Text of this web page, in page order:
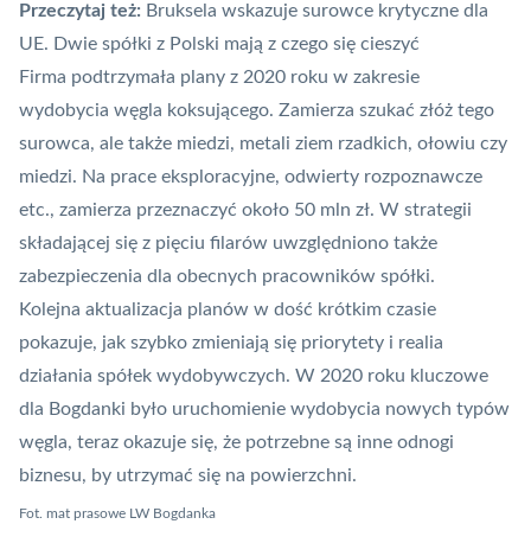
Przeczytaj też: Bruksela wskazuje surowce krytyczne dla
UE. Dwie spółki z Polski mają z czego się cieszyć
Firma podtrzymała plany z 2020 roku w zakresie
wydobycia węgla koksującego. Zamierza szukać złóż tego
surowca, ale także miedzi, metali ziem rzadkich, ołowiu czy
miedzi. Na prace eksploracyjne, odwierty rozpoznawcze
etc., zamierza przeznaczyć około 50 mln zł. W strategii
składającej się z pięciu filarów uwzględniono także
zabezpieczenia dla obecnych pracowników spółki.
Kolejna aktualizacja planów w dość krótkim czasie
pokazuje, jak szybko zmieniają się priorytety i realia
działania spółek wydobywczych. W 2020 roku kluczowe
dla Bogdanki było uruchomienie wydobycia nowych typów
węgla, teraz okazuje się, że potrzebne są inne odnogi
biznesu, by utrzymać się na powierzchni.
Fot. mat prasowe LW Bogdanka